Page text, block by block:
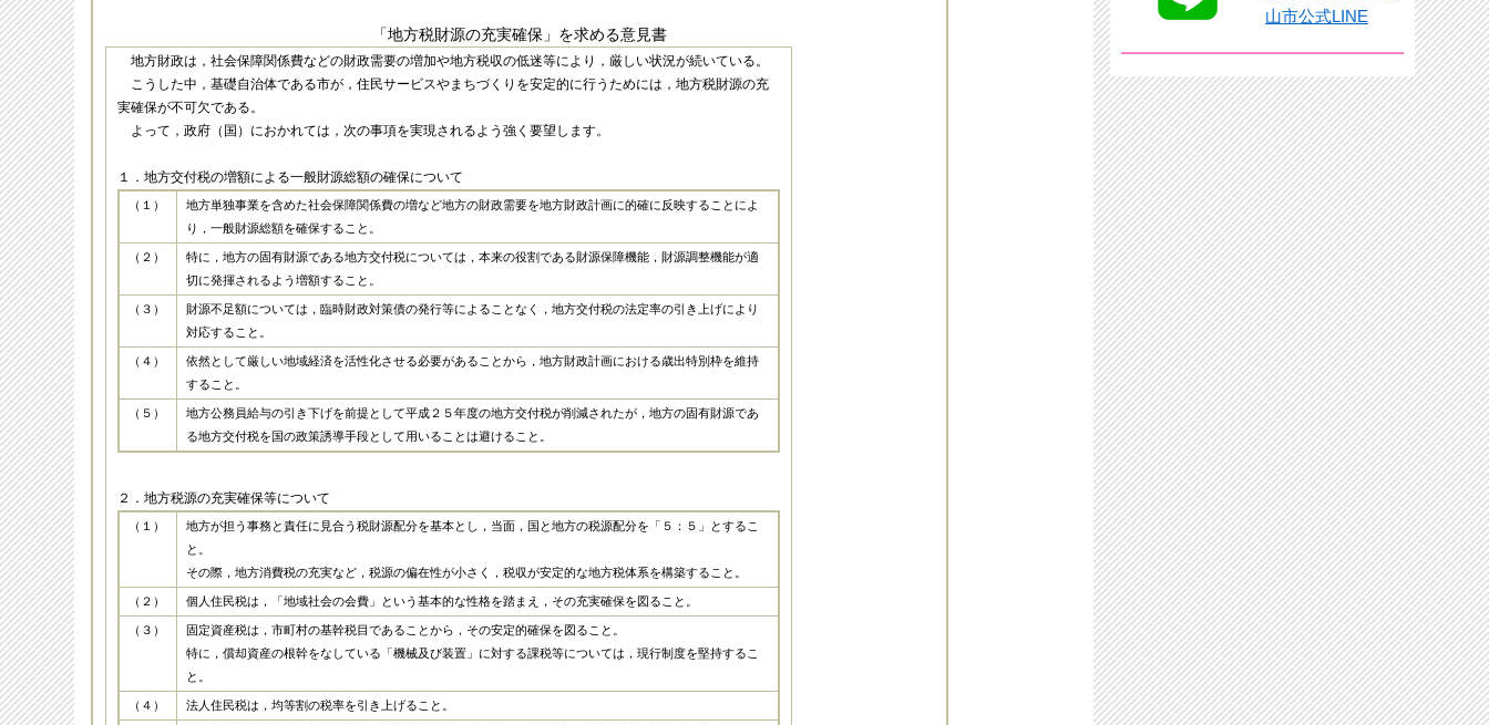
「地方税財源の充実確保」を求める意見書
地方財政は，社会保障関係費などの財政需要の増加や地方税収の低迷等により，厳しい状況が続いている。
こうした中，基礎自治体である市が，住民サービスやまちづくりを安定的に行うためには，地方税財源の充
実確保が不可欠である。
よって，政府（国）におかれては，次の事項を実現されるよう強く要望します。
１．地方交付税の増額による一般財源総額の確保について
（１）
地方単独事業を含めた社会保障関係費の増など地方の財政需要を地方財政計画に的確に反映することによ
り，一般財源総額を確保すること。
（２）
特に，地方の固有財源である地方交付税については，本来の役割である財源保障機能，財源調整機能が適
切に発揮されるよう増額すること。
（３）
財源不足額については，臨時財政対策債の発行等によることなく，地方交付税の法定率の引き上げにより
対応すること。
（４）
依然として厳しい地域経済を活性化させる必要があることから，地方財政計画における歳出特別枠を維持
すること。
（５）
地方公務員給与の引き下げを前提として平成２５年度の地方交付税が削減されたが，地方の固有財源であ
る地方交付税を国の政策誘導手段として用いることは避けること。
２．地方税源の充実確保等について
（１）
地方が担う事務と責任に見合う税財源配分を基本とし，当面，国と地方の税源配分を「５：５」とするこ
と。
その際，地方消費税の充実など，税源の偏在性が小さく，税収が安定的な地方税体系を構築すること。
（２） 個人住民税は，「地域社会の会費」という基本的な性格を踏まえ，その充実確保を図ること。
（３）
固定資産税は，市町村の基幹税目であることから，その安定的確保を図ること。
特に，償却資産の根幹をなしている「機械及び装置」に対する課税等については，現行制度を堅持するこ
と。
（４） 法人住民税は，均等割の税率を引き上げること。
山市公式LINE